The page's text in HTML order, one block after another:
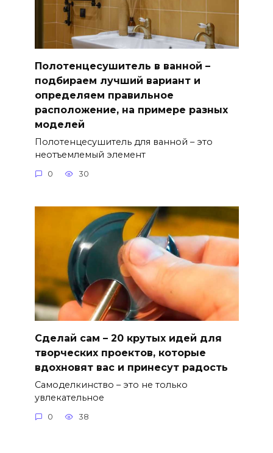
Полотенцесушитель в ванной –
подбираем лучший вариант и
определяем правильное
расположение, на примере разных
моделей
Полотенцесушитель для ванной – это
неотъемлемый элемент
0 30
Сделай сам – 20 крутых идей для
творческих проектов, которые
вдохновят вас и принесут радость
Самоделкинство – это не только
увлекательное
0 38